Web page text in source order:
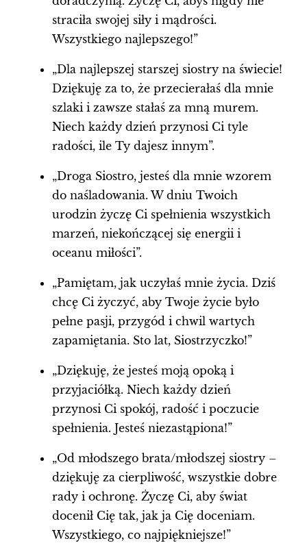
straciła swojej siły i mądrości.
Wszystkiego najlepszego!”
„Dla najlepszej starszej siostry na świecie!
Dziękuję za to, że przecierałaś dla mnie
szlaki i zawsze stałaś za mną murem.
Niech każdy dzień przynosi Ci tyle
radości, ile Ty dajesz innym”.
„Droga Siostro, jesteś dla mnie wzorem
do naśladowania. W dniu Twoich
urodzin życzę Ci spełnienia wszystkich
marzeń, niekończącej się energii i
oceanu miłości”.
„Pamiętam, jak uczyłaś mnie życia. Dziś
chcę Ci życzyć, aby Twoje życie było
pełne pasji, przygód i chwil wartych
zapamiętania. Sto lat, Siostrzyczko!”
„Dziękuję, że jesteś moją opoką i
przyjaciółką. Niech każdy dzień
przynosi Ci spokój, radość i poczucie
spełnienia. Jesteś niezastąpiona!”
„Od młodszego brata/młodszej siostry –
dziękuję za cierpliwość, wszystkie dobre
rady i ochronę. Życzę Ci, aby świat
docenił Cię tak, jak ja Cię doceniam.
Wszystkiego, co najpiękniejsze!”